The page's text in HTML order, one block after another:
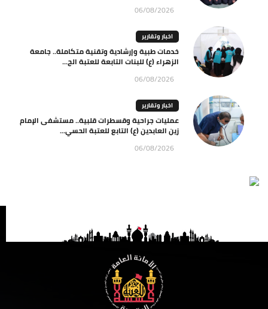
06/08/2026
اخبار وتقارير
خدمات طبية وإرشادية وتقنية متكاملة.. جامعة
الزهراء (ع) للبنات التابعة للعتبة الح...
06/08/2026
اخبار وتقارير
عمليات جراحية وقسطرات قلبية.. مستشفى الإمام
زين العابدين (ع) التابع للعتبة الحسي...
06/08/2026